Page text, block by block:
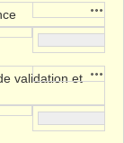
validation et